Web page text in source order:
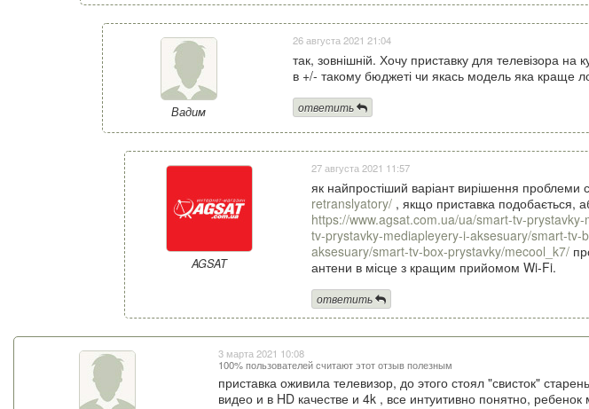
Вадим
26 августа 2021 21:04
так, зовнішній. Хочу приставку для телевізора
в +/- такому бюджеті чи якась модель яка краще
ответить
AGSAT
27 августа 2021 11:57
як найпростіший варіант вирішення проблеми
retranslyatory/, якщо приставка подобається,
https://www.agsat.com.ua/ua/smart-tv-
tv-prystavky-mediapleyery-i-aksesuary/smart-tv-
aksesuary/smart-tv-box-prystavky/mecool_k7/
антени в місце з кращим прийомом Wi-Fi.
ответить
3 марта 2021 10:08
100% пользователей считают этот отзыв полезным
приставка оживила телевизор, до этого стоял "свисток"
видео и в HD качестве и 4k , все интуитивно понятно,